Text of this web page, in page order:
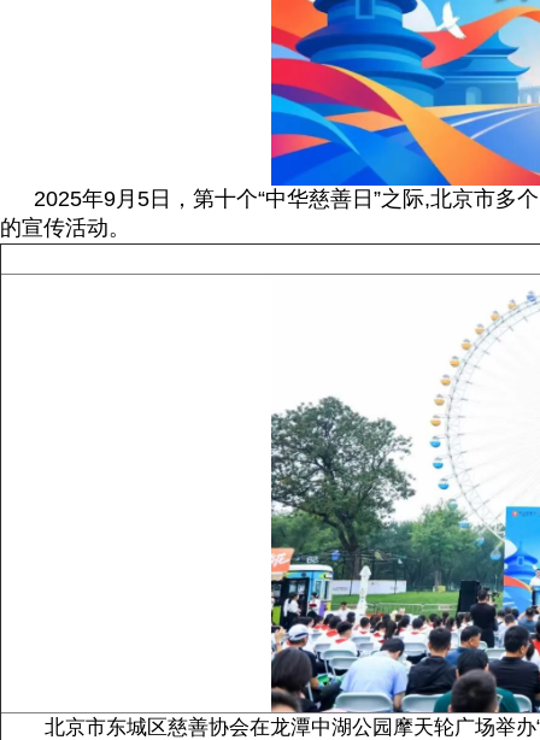
2025年9月5日，第十个“中华慈善日”之际,北京市多
的宣传活动。
北京市东城区慈善协会在龙潭中湖公园摩天轮广场举